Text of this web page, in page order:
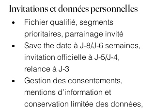
Invitations et données personnelles
Fichier qualifié, segments
prioritaires, parrainage invité
Save the date à J-8/J-6 semaines,
invitation officielle à J-5/J-4,
relance à J-3
Gestion des consentements,
mentions d’information et
conservation limitée des données,